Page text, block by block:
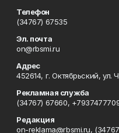
Телефон
(34767) 67535
Эл. почта
on@rbsmi.ru
Адрес
452614, г. Октябрьский, ул.
Рекламная служба
(34767) 67660,
Редакция
on-reklama@rbsmi.ru,